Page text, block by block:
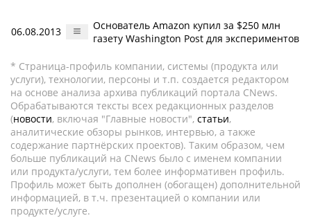
06.08.2013
Основатель Amazon купил за $250 млн
газету Washington Post для экспериментов
* Страница-профиль компании, системы (продукта или
услуги), технологии, персоны и т.п. создается редактором
на основе анализа архива публикаций портала CNews.
Обрабатываются тексты всех редакционных разделов
(новости, включая "Главные новости", статьи,
аналитические обзоры рынков, интервью, а также
содержание партнёрских проектов). Таким образом, чем
больше публикаций на CNews было с именем компании
или продукта/услуги, тем более информативен профиль.
Профиль может быть дополнен (обогащен) дополнительной
информацией, в т.ч. презентацией о компании или
продукте/услуге.